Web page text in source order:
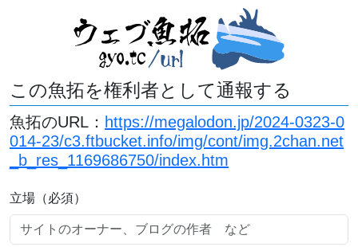
この魚拓を権利者として通報する
魚拓のURL： https://megalodon.jp/2024-0323-0
014-23/c3.ftbucket.info/img/cont/img.2chan.net
_b_res_1169686750/index.htm
立場（必須）